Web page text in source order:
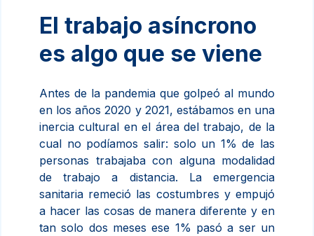
El trabajo asíncrono
es algo que se viene
Antes de la pandemia que golpeó al mundo
en los años 2020 y 2021, estábamos en una
inercia cultural en el área del trabajo, de la
cual no podíamos salir: solo un 1% de las
personas trabajaba con alguna modalidad
de trabajo a distancia. La emergencia
sanitaria remeció las costumbres y empujó
a hacer las cosas de manera diferente y en
tan solo dos meses ese 1% pasó a ser un